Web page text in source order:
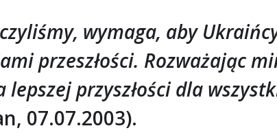
wymaga, aby
przeszłości. Rozważając
przyszłości dla
07.07.2003).